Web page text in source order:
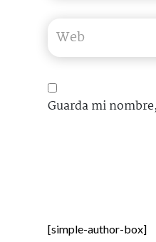
Guarda mi
[simple-author-box]